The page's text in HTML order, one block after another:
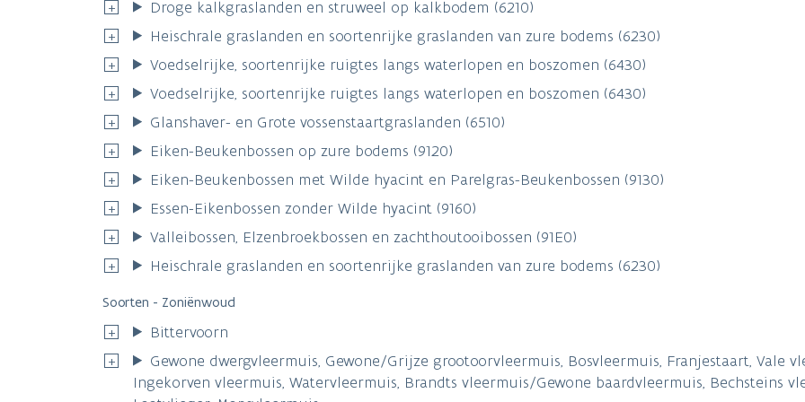
Droge kalkgraslanden en struweel op kalkbodem (6210)
Heischrale graslanden en soortenrijke graslanden van zure bodems (6230)
Voedselrijke, soortenrijke ruigtes langs waterlopen en boszomen (6430)
Voedselrijke, soortenrijke ruigtes langs waterlopen en boszomen (6430)
Glanshaver- en Grote vossenstaartgraslanden (6510)
Eiken-Beukenbossen op zure bodems (9120)
Eiken-Beukenbossen met Wilde hyacint en Parelgras-Beukenbossen (9130)
Essen-Eikenbossen zonder Wilde hyacint (9160)
Valleibossen, Elzenbroekbossen en zachthoutooibossen (91E0)
Heischrale graslanden en soortenrijke graslanden van zure bodems (6230)
Soorten - Zoniënwoud
Bittervoorn
Gewone dwergvleermuis, Gewone/Grijze grootoorvleermuis, Bosvleermuis, Franjestaart, Vale
Ingekorven vleermuis, Watervleermuis, Brandts vleermuis/Gewone baardvleermuis, Bechsteins